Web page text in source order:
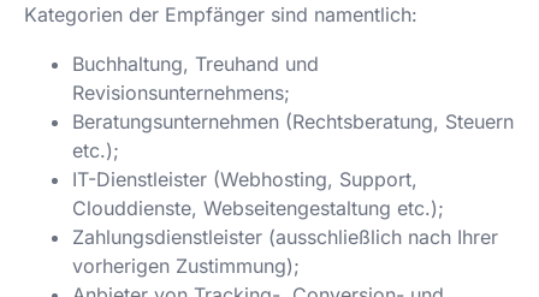
Kategorien der Empfänger sind namentlich:
Buchhaltung, Treuhand und
Revisionsunternehmens;
Beratungsunternehmen (Rechtsberatung, Steuern
etc.);
IT-Dienstleister (Webhosting, Support,
Clouddienste, Webseitengestaltung etc.);
Zahlungsdienstleister (ausschließlich nach Ihrer
vorherigen Zustimmung);